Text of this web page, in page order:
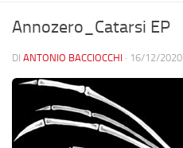
Annozero_Catarsi EP
DI ANTONIO BACCIOCCHI · 16/12/2020